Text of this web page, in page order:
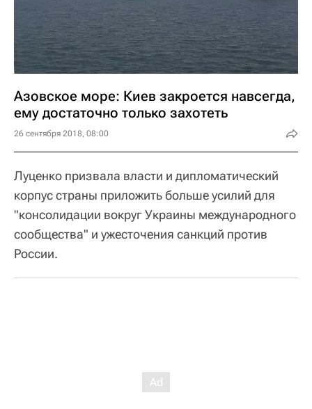
Азовское море: Киев закроется навсегда,
ему достаточно только захотеть
26 сентября 2018, 08:00
Луценко призвала власти и дипломатический
корпус страны приложить больше усилий для
"консолидации вокруг Украины международного
сообщества" и ужесточения санкций против
России.